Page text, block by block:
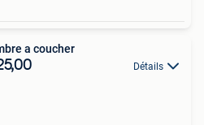
a coucher
Détails